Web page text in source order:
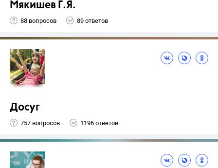
Мякишев Г.Я.
88 вопросов 89 ответов
Досуг
757 вопросов 1196 ответов